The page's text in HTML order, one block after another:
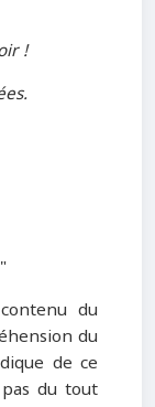
!
du
du
de ce
du tout